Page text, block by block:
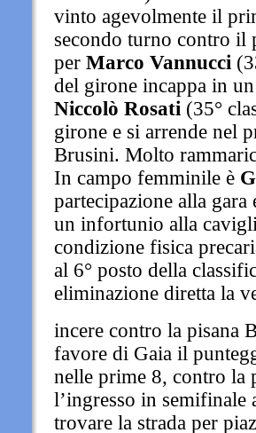
vinto agevolmente il
secondo turno contro il
per Marco Vannucci
del girone incappa in
Niccolò Rosati (35°
girone e si arrende nel
Brusini. Molto
In campo femminile è
partecipazione alla
un infortunio alla
condizione fisica
al 6° posto della
eliminazione diretta la
incere contro la pisana
favore di Gaia il
nelle prime 8, contro la
l’ingresso in semifinale
trovare la strada per